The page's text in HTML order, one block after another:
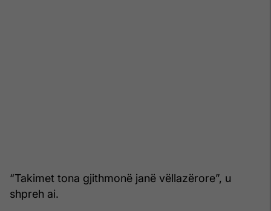
“Takimet tona gjithmonë janë vëllazërore”, u
shpreh ai.